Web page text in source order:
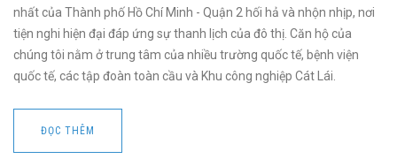
nhất của Thành phố Hồ Chí Minh - Quận 2 hối hả và nhộn nhịp, nơi
tiện nghi hiện đại đáp ứng sự thanh lịch của đô thị. Căn hộ của
chúng tôi nằm ở trung tâm của nhiều trường quốc tế, bệnh viện
quốc tế, các tập đoàn toàn cầu và Khu công nghiệp Cát Lái.
ĐỌC THÊM